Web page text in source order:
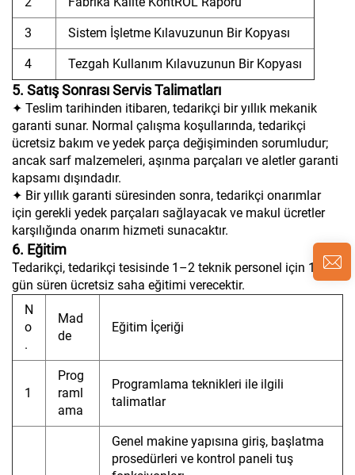
3 Sistem İşletme Kılavuzunun Bir Kopyası
4 Tezgah Kullanım Kılavuzunun Bir Kopyası
5. Satış Sonrası Servis Talimatları
✦ Teslim tarihinden itibaren, tedarikçi bir yıllık mekanik
garanti sunar. Normal çalışma koşullarında, tedarikçi
ücretsiz bakım ve yedek parça değişiminden sorumludur;
ancak sarf malzemeleri, aşınma parçaları ve aletler garanti
kapsamı dışındadır.
✦ Bir yıllık garanti süresinden sonra, tedarikçi onarımlar
için gerekli yedek parçaları sağlayacak ve makul ücretler
karşılığında onarım hizmeti sunacaktır.
6. Eğitim
Tedarikçi, tedarikçi tesisinde 1–2 teknik personel için 1 ila 2
gün süren ücretsiz saha eğitimi verecektir.
N
o
.
Mad
de
Eğitim İçeriği
1
Prog
raml
ama
Programlama teknikleri ile ilgili
talimatlar
Genel makine yapısına giriş, başlatma
prosedürleri ve kontrol paneli tuş